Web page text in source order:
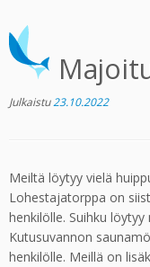
content
Julkaistu23.10.2022
Meiltä löytyy vielä
Lohestajatorppa on
henkilölle. Suihku
Kutusuvannon
henkilölle. Meillä on